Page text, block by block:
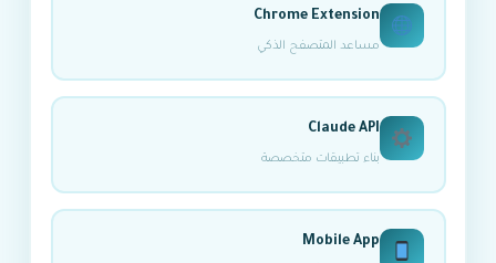
Chrome Extension
مساعد المتصفح الذكي
Claude API
بناء تطبيقات متخصصة
Mobile App